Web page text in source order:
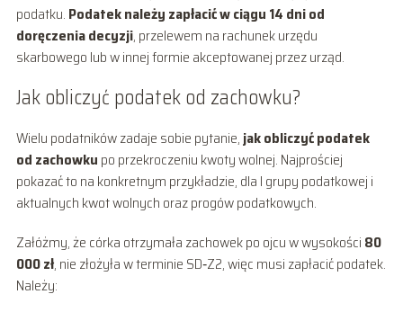
podatku. Podatek należy zapłacić w ciągu 14 dni od
doręczenia decyzji, przelewem na rachunek urzędu
skarbowego lub w innej formie akceptowanej przez urząd.
Jak obliczyć podatek od zachowku?
Wielu podatników zadaje sobie pytanie, jak obliczyć podatek
od zachowku po przekroczeniu kwoty wolnej. Najprościej
pokazać to na konkretnym przykładzie, dla I grupy podatkowej i
aktualnych kwot wolnych oraz progów podatkowych.
Załóżmy, że córka otrzymała zachowek po ojcu w wysokości 80
000 zł, nie złożyła w terminie SD‑Z2, więc musi zapłacić podatek.
Należy: